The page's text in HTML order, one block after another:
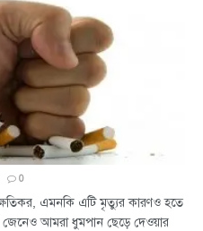
0
এমনকি এটি মৃত্যুর কারণও হতে
আমরা ধুমপান ছেড়ে দেওয়ার